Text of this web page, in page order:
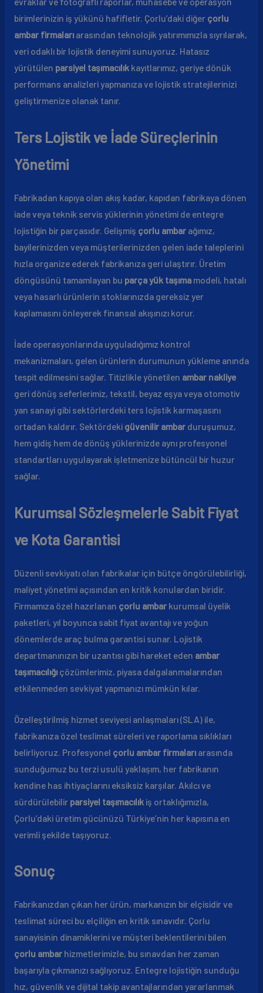
birimlerinizin iş yükünü hafifletir. Çorlu’daki diğer çorlu
ambar firmalarıarasından teknolojik yatırımımızla sıyrılarak,
veri odaklı bir lojistik deneyimi sunuyoruz. Hatasız
yürütülen parsiyel taşımacılıkkayıtlarımız, geriye dönük
performans analizleri yapmanıza ve lojistik stratejilerinizi
geliştirmenize olanak tanır.
Ters Lojistik ve İade Süreçlerinin
Yönetimi
Fabrikadan kapıya olan akış kadar, kapıdan fabrikaya dönen
iade veya teknik servis yüklerinin yönetimi de entegre
lojistiğin bir parçasıdır. Gelişmiş çorlu ambarağımız,
bayilerinizden veya müşterilerinizden gelen iade taleplerini
hızla organize ederek fabrikanıza geri ulaştırır. Üretim
döngüsünü tamamlayan bu parça yük taşımamodeli, hatalı
veya hasarlı ürünlerin stoklarınızda gereksiz yer
kaplamasını önleyerek finansal akışınızı korur.
İade operasyonlarında uyguladığımız kontrol
mekanizmaları, gelen ürünlerin durumunun yükleme anında
tespit edilmesini sağlar. Titizlikle yönetilen ambar nakliye
geri dönüş seferlerimiz, tekstil, beyaz eşya veya otomotiv
yan sanayi gibi sektörlerdeki ters lojistik karmaşasını
ortadan kaldırır. Sektördeki güvenilir ambarduruşumuz,
hem gidiş hem de dönüş yüklerinizde aynı profesyonel
standartları uygulayarak işletmenize bütüncül bir huzur
sağlar.
Kurumsal Sözleşmelerle Sabit Fiyat
ve Kota Garantisi
Düzenli sevkiyatı olan fabrikalar için bütçe öngörülebilirliği,
maliyet yönetimi açısından en kritik konulardan biridir.
Firmamıza özel hazırlanan çorlu ambarkurumsal üyelik
paketleri, yıl boyunca sabit fiyat avantajı ve yoğun
dönemlerde araç bulma garantisi sunar. Lojistik
departmanınızın bir uzantısı gibi hareket eden ambar
taşımacılığıçözümlerimiz, piyasa dalgalanmalarından
etkilenmeden sevkiyat yapmanızı mümkün kılar.
Özelleştirilmiş hizmet seviyesi anlaşmaları (SLA) ile,
fabrikanıza özel teslimat süreleri ve raporlama sıklıkları
belirliyoruz. Profesyonel çorlu ambar firmalarıarasında
sunduğumuz bu terzi usulü yaklaşım, her fabrikanın
kendine has ihtiyaçlarını eksiksiz karşılar. Akılcı ve
sürdürülebilir parsiyel taşımacılıkiş ortaklığımızla,
Çorlu’daki üretim gücünüzü Türkiye’nin her kapısına en
verimli şekilde taşıyoruz.
Sonuç
Fabrikanızdan çıkan her ürün, markanızın bir elçisidir ve
teslimat süreci bu elçiliğin en kritik sınavıdır. Çorlu
sanayisinin dinamiklerini ve müşteri beklentilerini bilen
çorlu ambarhizmetlerimizle, bu sınavdan her zaman
başarıyla çıkmanızı sağlıyoruz. Entegre lojistiğin sunduğu
hız, güvenlik ve dijital takip avantajlarından yararlanmak